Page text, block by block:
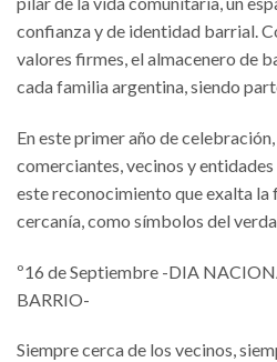
confianza y de identidad barrial.
valores firmes, el almacenero de
cada familia argentina, siendo
En este primer año de
comerciantes, vecinos y
este reconocimiento que exalta la
cercanía, como símbolos del
º16 de Septiembre -DIA
BARRIO-
Siempre cerca de los vecinos,